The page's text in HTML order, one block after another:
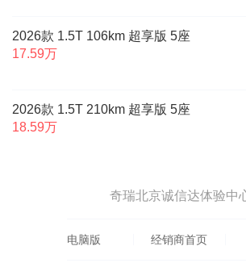
2026款 1.5T 106km 超享版 5座
17.59万
2026款 1.5T 210km 超享版 5座
18.59万
奇瑞北京诚信达体验中
电脑版 经销商首页